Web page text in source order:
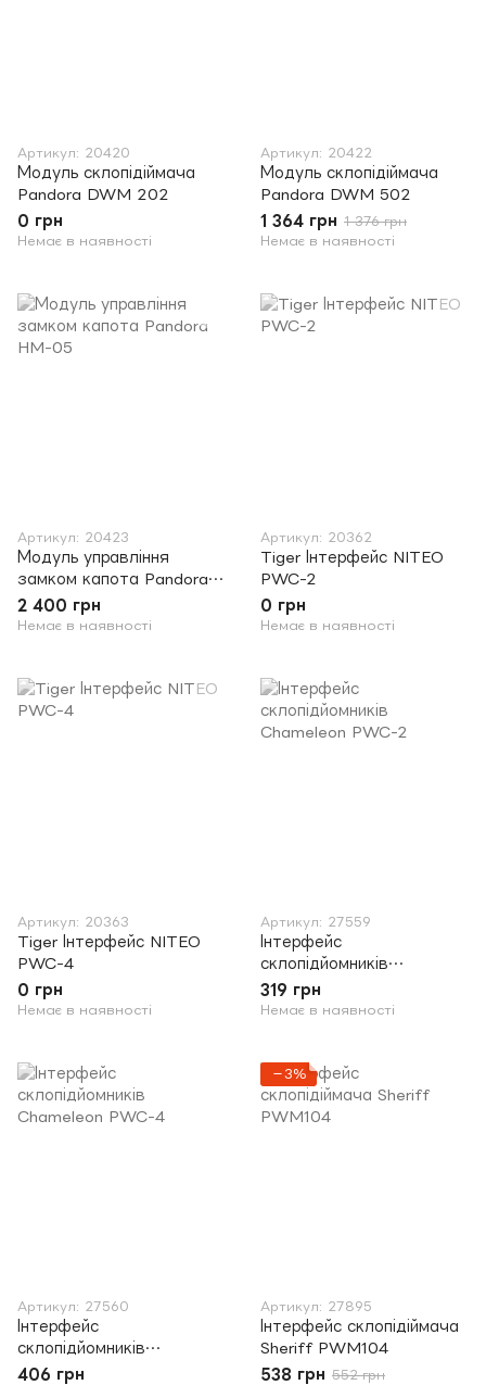
Артикул: 20420
Модуль склопідіймача
Pandora DWM 202
0 грн
Немає в наявності
Артикул: 20422
Модуль склопідіймача
Pandora DWM 502
1 364 грн 1 376 грн
Немає в наявності
Артикул: 20423
Модуль управління
замком капота Pandora
HM-05
2 400 грн
Немає в наявності
Артикул: 20362
Tiger Інтерфейс NITEO
PWC-2
0 грн
Немає в наявності
Артикул: 20363
Tiger Інтерфейс NITEO
PWC-4
0 грн
Немає в наявності
Артикул: 27559
Інтерфейс
склопідйомників
Chameleon PWC-2
319 грн
Немає в наявності
Артикул: 27560
Інтерфейс
склопідйомників
Chameleon PWC-4
406 грн
−3%
Артикул: 27895
Інтерфейс склопідіймача
Sheriff PWM104
538 грн 552 грн